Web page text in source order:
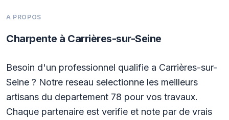
A PROPOS
Charpente à Carrières-sur-Seine
Besoin d'un professionnel qualifie a Carrières-sur-
Seine ? Notre reseau selectionne les meilleurs
artisans du departement 78 pour vos travaux.
Chaque partenaire est verifie et note par de vrais